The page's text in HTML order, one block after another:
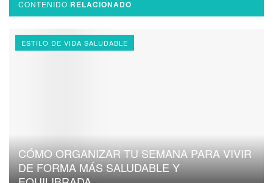
CONTENIDO RELACIONADO
ESTILO DE VIDA SALUDABLE
CÓMO ORGANIZAR TU SEMANA PARA VIVIR
DE FORMA MÁS SALUDABLE Y